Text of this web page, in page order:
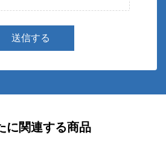
送信する
に関連する商品